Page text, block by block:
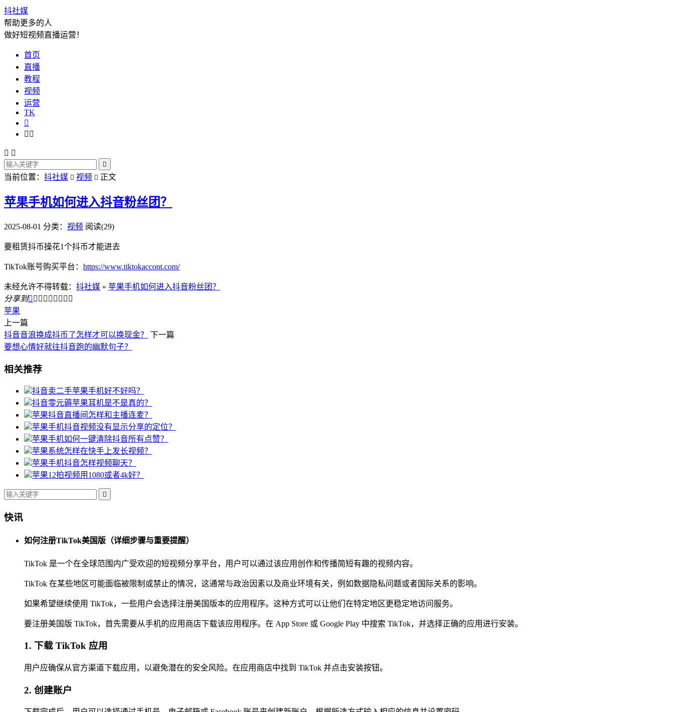
抖社媒
帮助更多的人
做好短视频直播运营！
首页
直播
教程
视频
运营
TK

 
 

当前位置： 抖社媒  视频  正文
苹果手机如何进入抖音粉丝团？
2025-08-01 分类： 视频 阅读(29)
要租赁抖币操花1个抖币才能进去
TikTok账号购买平台： https://www.tiktokaccont.com/
未经允许不得转载： 抖社媒 » 苹果手机如何进入抖音粉丝团？
分享到        
苹果
上一篇
抖音音浪换成抖币了怎样才可以换现金？
下一篇
要想心情好就往抖音跑的幽默句子？
相关推荐
抖音卖二手苹果手机好不好吗？
抖音零元薅苹果耳机是不是真的？
苹果抖音直播间怎样和主播连麦？
苹果手机抖音视频没有显示分享的定位？
苹果手机如何一键清除抖音所有点赞？
苹果系统怎样在快手上发长视频？
苹果手机抖音怎样视频聊天？
苹果12拍视频用1080或者4k好？

快讯
如何注册TikTok美国版（详细步骤与重要提醒）
TikTok 是一个在全球范围内广受欢迎的短视频分享平台，用户可以通过该应用创作和传播简短有趣的视频内容。
TikTok 在某些地区可能面临被限制或禁止的情况，这通常与政治因素以及商业环境有关，例如数据隐私问题或者国际关系的影响。
如果希望继续使用 TikTok，一些用户会选择注册美国版本的应用程序。这种方式可以让他们在特定地区更稳定地访问服务。
要注册美国版 TikTok，首先需要从手机的应用商店下载该应用程序。在 App Store 或 Google Play 中搜索 TikTok，并选择正确的应用进行安装。
1. 下载 TikTok 应用
用户应确保从官方渠道下载应用，以避免潜在的安全风险。在应用商店中找到 TikTok 并点击安装按钮。
2. 创建账户